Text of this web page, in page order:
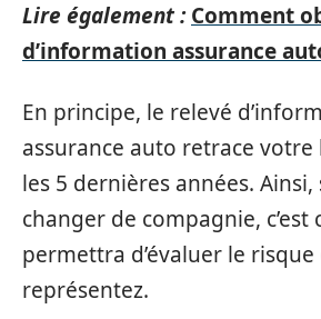
Lire également : Comment
d’information assurance
En principe, le relevé
assurance auto retrace
les 5 dernières années. Ainsi,
changer de compagnie, c’est
permettra d’évaluer le
représentez.